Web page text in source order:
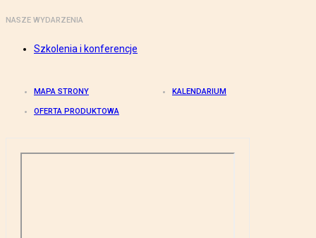
NASZE WYDARZENIA
Szkolenia i konferencje
MAPA STRONY KALENDARIUM
OFERTA PRODUKTOWA